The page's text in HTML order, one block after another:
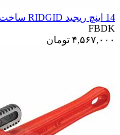
14 اینچ ریجید RIDGID ساخت آمریکا
FBDK
۴,۵۶۷,۰۰۰ تومان